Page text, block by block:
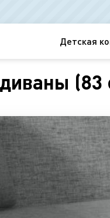
Детская
(83